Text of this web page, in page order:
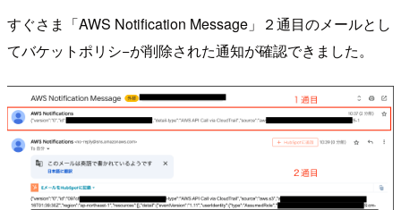
すぐさま「AWS Notification Message」２通目のメールとし
てバケットポリシ−が削除された通知が確認できました。